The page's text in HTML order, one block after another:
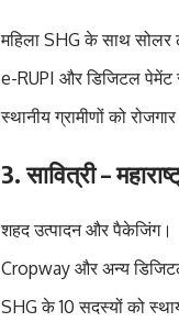
महिला SHG के साथ सोलर
e-RUPI और डिजिटल पेमेंट
स्थानीय ग्रामीणों को
3.सावित्री –
शहद उत्पादन और पैकेजिंग।
Cropway और अन्य
SHG के 10 सदस्यों को